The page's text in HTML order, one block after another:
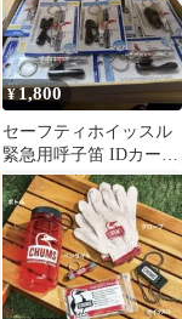
¥1,800
セーフティホイッスル
緊急用呼子笛 IDカード
付 20個セット 値下げ